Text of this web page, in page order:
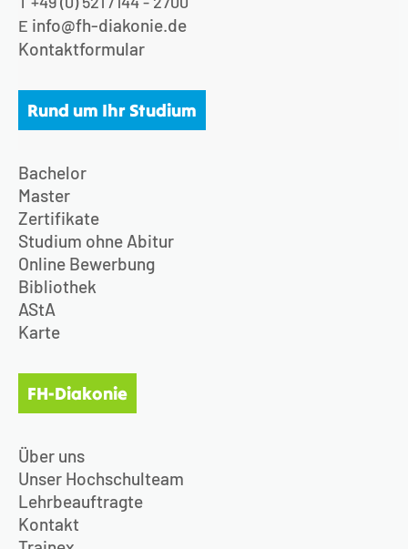
E info@fh-diakonie.de
Kontaktformular
Rund um Ihr Studium
Bachelor
Master
Zertifikate
Studium ohne Abitur
Online Bewerbung
Bibliothek
AStA
Karte
FH-Diakonie
Über uns
Unser Hochschulteam
Lehrbeauftragte
Kontakt